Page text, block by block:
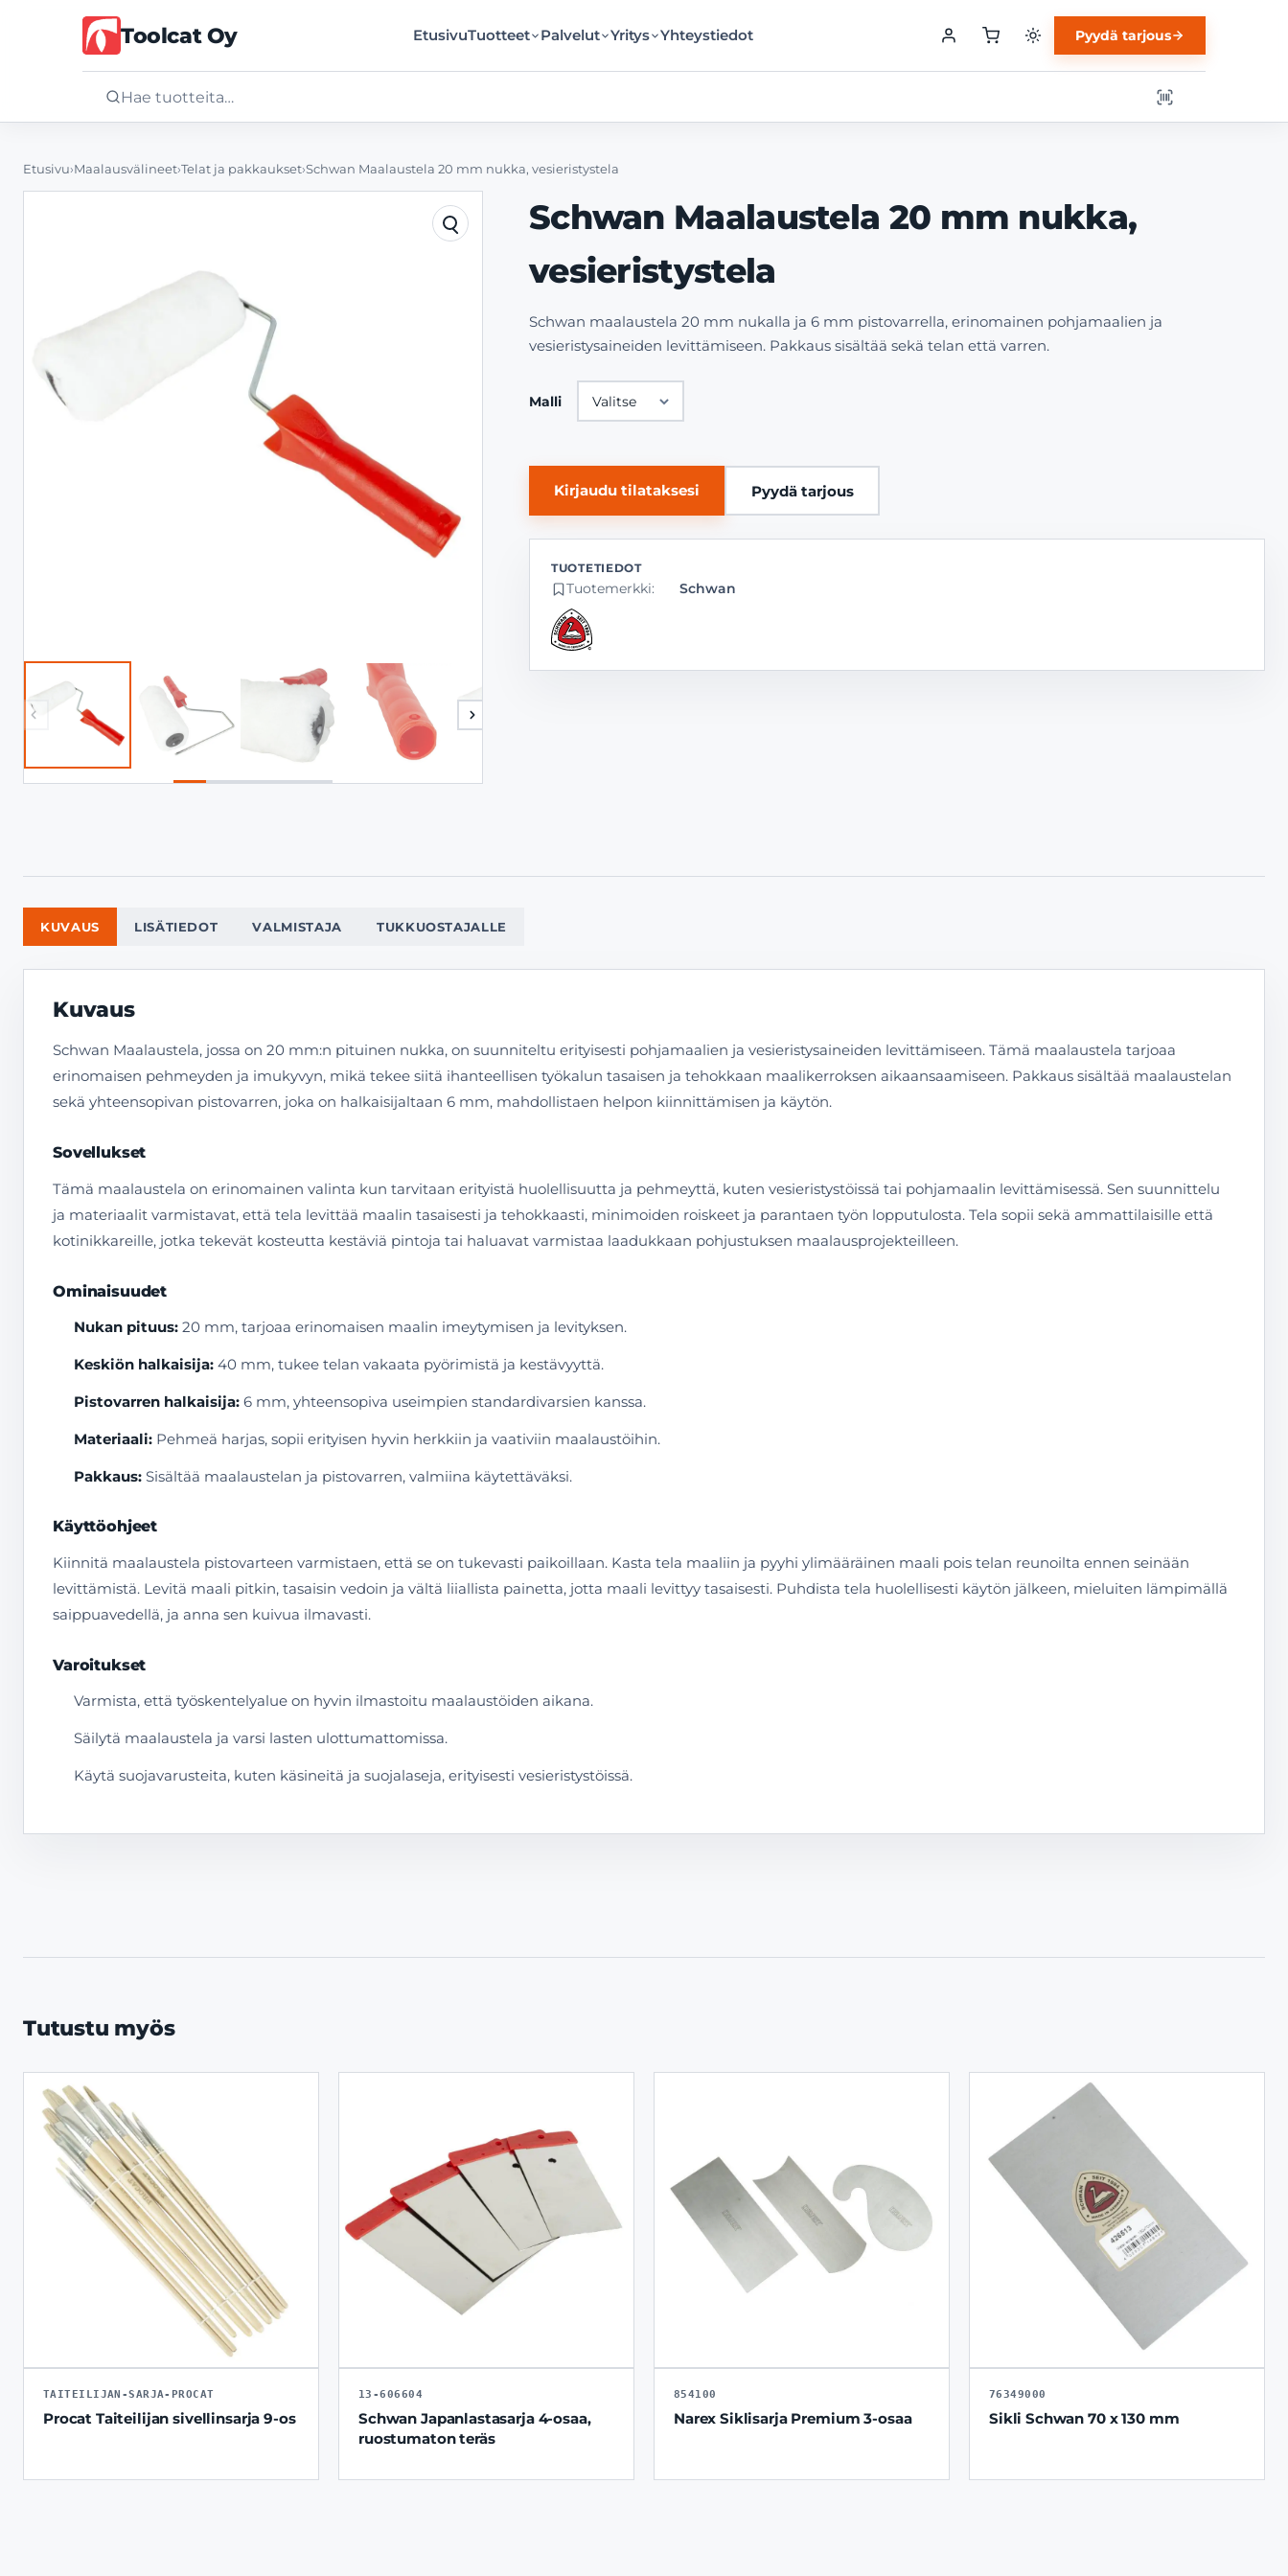
Toolcat Oy EtusivuTuotteet Palvelut Yritys Yhteystiedot Pyydä tarjous
Yritys
Etusivu›Maalausvälineet›Telat ja pakkaukset›Schwan Maalaustela 20 mm nukka, vesieristystela
Schwan Maalaustela 20 mm nukka,
vesieristystela
Schwan maalaustela 20 mm nukalla ja 6 mm pistovarrella, erinomainen pohjamaalien ja
vesieristysaineiden levittämiseen. Pakkaus sisältää sekä telan että varren.
Malli
Kirjaudu tilataksesi Pyydä tarjous
Tuotemerkki: Schwan
KUVAUS LISÄTIEDOT VALMISTAJA TUKKUOSTAJALLE
Kuvaus
Schwan Maalaustela, jossa on 20 mm:n pituinen nukka, on suunniteltu erityisesti pohjamaalien ja vesieristysaineiden levittämiseen. Tämä maalaustela tarjoaa
erinomaisen pehmeyden ja imukyvyn, mikä tekee siitä ihanteellisen työkalun tasaisen ja tehokkaan maalikerroksen aikaansaamiseen. Pakkaus sisältää maalaustelan
sekä yhteensopivan pistovarren, joka on halkaisijaltaan 6 mm, mahdollistaen helpon kiinnittämisen ja käytön.
Sovellukset
Tämä maalaustela on erinomainen valinta kun tarvitaan erityistä huolellisuutta ja pehmeyttä, kuten vesieristystöissä tai pohjamaalin levittämisessä. Sen suunnittelu
ja materiaalit varmistavat, että tela levittää maalin tasaisesti ja tehokkaasti, minimoiden roiskeet ja parantaen työn lopputulosta. Tela sopii sekä ammattilaisille että
kotinikkareille, jotka tekevät kosteutta kestäviä pintoja tai haluavat varmistaa laadukkaan pohjustuksen maalausprojekteilleen.
Ominaisuudet
Nukan pituus: 20 mm, tarjoaa erinomaisen maalin imeytymisen ja levityksen.
Keskiön halkaisija: 40 mm, tukee telan vakaata pyörimistä ja kestävyyttä.
Pistovarren halkaisija: 6 mm, yhteensopiva useimpien standardivarsien kanssa.
Materiaali: Pehmeä harjas, sopii erityisen hyvin herkkiin ja vaativiin maalaustöihin.
Pakkaus: Sisältää maalaustelan ja pistovarren, valmiina käytettäväksi.
Käyttöohjeet
Kiinnitä maalaustela pistovarteen varmistaen, että se on tukevasti paikoillaan. Kasta tela maaliin ja pyyhi ylimääräinen maali pois telan reunoilta ennen seinään
levittämistä. Levitä maali pitkin, tasaisin vedoin ja vältä liiallista painetta, jotta maali levittyy tasaisesti. Puhdista tela huolellisesti käytön jälkeen, mieluiten lämpimällä
saippuavedellä, ja anna sen kuivua ilmavasti.
Varoitukset
Varmista, että työskentelyalue on hyvin ilmastoitu maalaustöiden aikana.
Säilytä maalaustela ja varsi lasten ulottumattomissa.
Käytä suojavarusteita, kuten käsineitä ja suojalaseja, erityisesti vesieristystöissä.
Tutustu myös
TAITEILIJAN-SARJA-PROCAT
Procat Taiteilijan sivellinsarja 9-os
13-606604
Schwan Japanlastasarja 4-osaa,
ruostumaton teräs
854100
Narex Siklisarja Premium 3-osaa
76349000
Sikli Schwan 70 x 130 mm